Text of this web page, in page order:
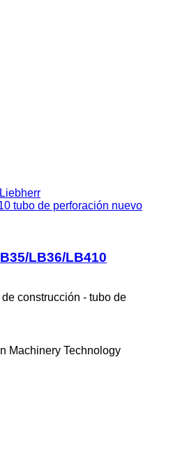
Liebherr
tubo de perforación nuevo
LB36/LB410
construcción - tubo de
Machinery Technology